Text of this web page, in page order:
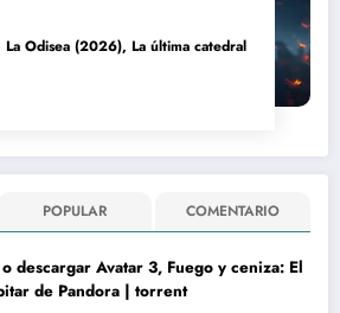
Odisea (2026), La última catedral
POPULAR COMENTARIO
descargar Avatar 3, Fuego y ceniza: El
de Pandora | torrent